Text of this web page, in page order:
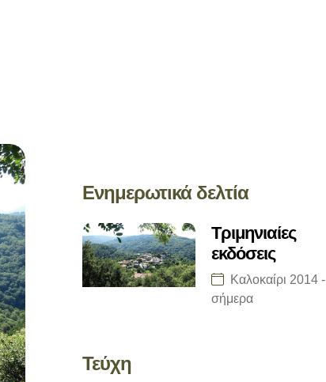
Ενημερωτικά δελτία
Τριμηνιαίες
εκδόσεις
Καλοκαίρι 2014 -
σήμερα
Τεύχη